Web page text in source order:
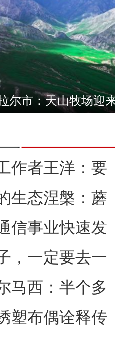
邻】职业攀登者李
为邻】古巴歌手lily
尔市：天山牧场迎
新疆民族乐器村”迎
作者王洋：要
乡唱给更多人
生态涅槃：蘑
生态戍边战
信事业快速发
与新疆距离
，一定要去一
马西：半个多
文化守望
塑布偶诠释传